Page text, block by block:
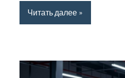
Читать далее